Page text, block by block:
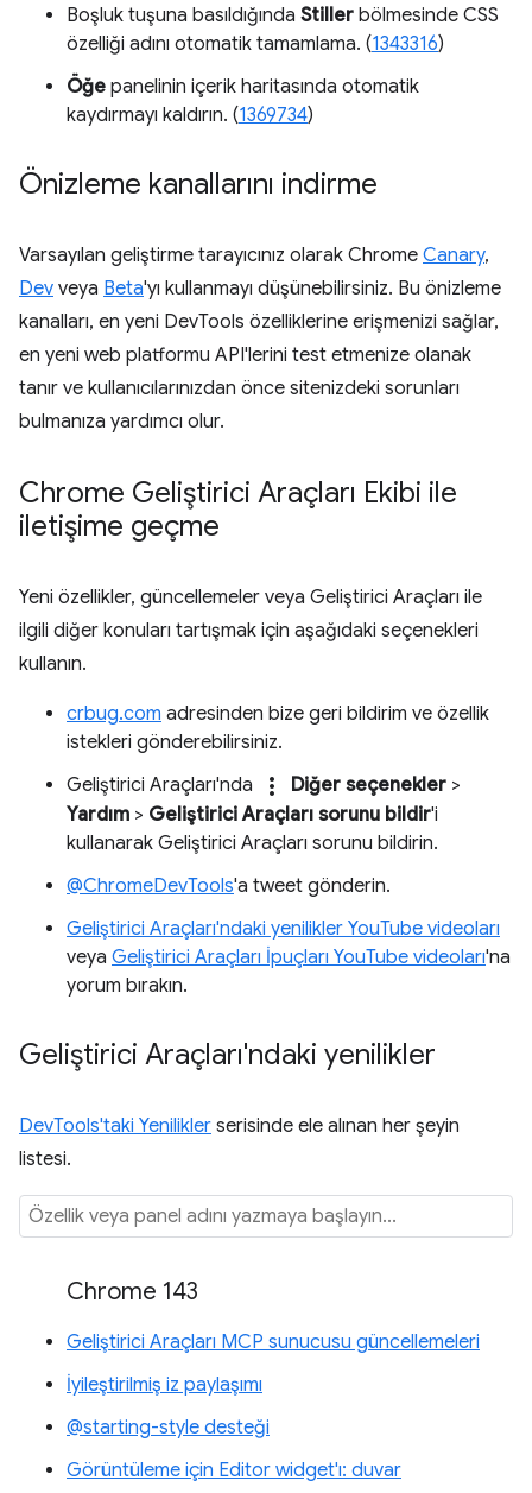
Boşluk tuşuna basıldığında Stiller bölmesinde CSS
özelliği adını otomatik tamamlama. (1343316)
Öğe panelinin içerik haritasında otomatik
kaydırmayı kaldırın. (1369734)
Önizleme kanallarını indirme
Varsayılan geliştirme tarayıcınız olarak Chrome Canary,
Dev veya Beta'yı kullanmayı düşünebilirsiniz. Bu önizleme
kanalları, en yeni DevTools özelliklerine erişmenizi sağlar,
en yeni web platformu API'lerini test etmenize olanak
tanır ve kullanıcılarınızdan önce sitenizdeki sorunları
bulmanıza yardımcı olur.
Chrome Geliştirici Araçları Ekibi ile
iletişime geçme
Yeni özellikler, güncellemeler veya Geliştirici Araçları ile
ilgili diğer konuları tartışmak için aşağıdaki seçenekleri
kullanın.
crbug.com adresinden bize geri bildirim ve özellik
istekleri gönderebilirsiniz.
Geliştirici Araçları'nda
more_vert Diğer seçenekler >
Yardım > Geliştirici Araçları sorunu bildir'i
kullanarak Geliştirici Araçları sorunu bildirin.
@ChromeDevTools'a tweet gönderin.
Geliştirici Araçları'ndaki yenilikler YouTube videoları
veya Geliştirici Araçları İpuçları YouTube videoları'na
yorum bırakın.
Geliştirici Araçları'ndaki yenilikler
DevTools'taki Yenilikler serisinde ele alınan her şeyin
listesi.
Chrome 143
Geliştirici Araçları MCP sunucusu güncellemeleri
İyileştirilmiş iz paylaşımı
@starting-style desteği
Görüntüleme için Editor widget'ı: duvar